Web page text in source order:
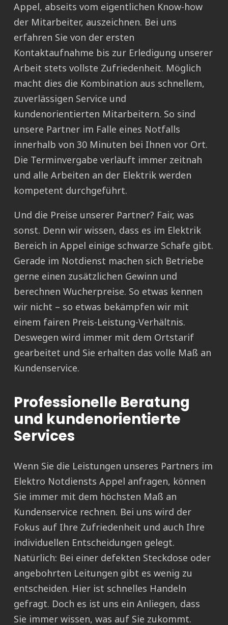
Appel, abseits vom eigentlichen Know-how
der Mitarbeiter, auszeichnen. Bei uns
erfahren Sie von der ersten
Kontaktaufnahme bis zur Erledigung unserer
Arbeit stets vollste Zufriedenheit. Möglich
macht dies die Kombination aus schnellem,
zuverlässigen Service und
kundenorientierten Mitarbeitern. So sind
unsere Partner im Falle eines Notfalls
innerhalb von 30 Minuten bei Ihnen vor Ort.
Die Terminvergabe verläuft immer zeitnah
und alle Arbeiten an der Elektrik werden
kompetent durchgeführt.
Und die Preise unserer Partner? Fair, was
sonst. Denn wir wissen, dass es im Elektrik
Bereich in Appel einige schwarze Schafe gibt.
Gerade im Notdienst machen sich Betriebe
gerne einen zusätzlichen Gewinn und
berechnen Wucherpreise. So etwas kennen
wir nicht – so etwas bekämpfen wir mit
einem fairen Preis-Leistung-Verhältnis.
Deswegen wird immer mit dem Ortstarif
gearbeitet und Sie erhalten das volle Maß an
Kundenservice.
Professionelle Beratung
und kundenorientierte
Services
Wenn Sie die Leistungen unseres Partners im
Elektro Notdiensts Appel anfragen, können
Sie immer mit dem höchsten Maß an
Kundenservice rechnen. Bei uns wird der
Fokus auf Ihre Zufriedenheit und auch Ihre
individuellen Entscheidungen gelegt.
Natürlich: Bei einer defekten Steckdose oder
angebohrten Leitungen gibt es wenig zu
entscheiden. Hier ist schnelles Handeln
gefragt. Doch es ist uns ein Anliegen, dass
Sie immer wissen, was auf Sie zukommt.